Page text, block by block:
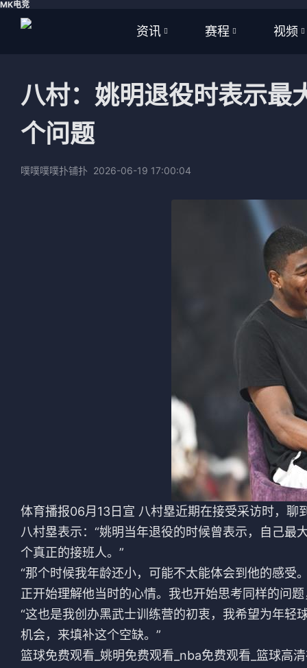
MK电竞
资讯
足球
体育
赛程
足球
视频
足球视
八村：姚明退役时表示最
个问题
噗噗噗噗扑铺扑 2026-06-19 17:00:04
体育播报06月13日宣 八村塁近期在接受采访时，
八村塁表示：“姚明当年退役的时候曾表示，自己
个真正的接班人。”
“那个时候我年龄还小，可能不太能体会到他的感
正开始理解他当时的心情。我也开始思考同样的问
“这也是我创办黑武士训练营的初衷，我希望为年
机会，来填补这个空缺。”
篮球免费观看_姚明免费观看_nba免费观看_篮球高